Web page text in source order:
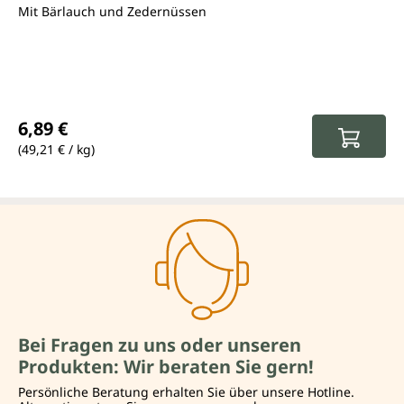
Mit Bärlauch und Zedernüssen
6,89 €
(49,21 € / kg)
Bei Fragen zu uns oder unseren
Produkten: Wir beraten Sie gern!
Persönliche Beratung erhalten Sie über unsere Hotline.